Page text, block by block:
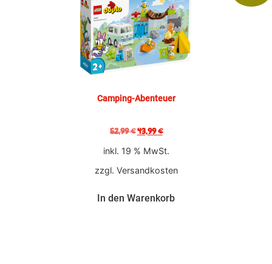
Camping-Abenteuer
52,99€ 43,99€
inkl. 19 % MwSt.
zzgl. Versandkosten
In den Warenkorb